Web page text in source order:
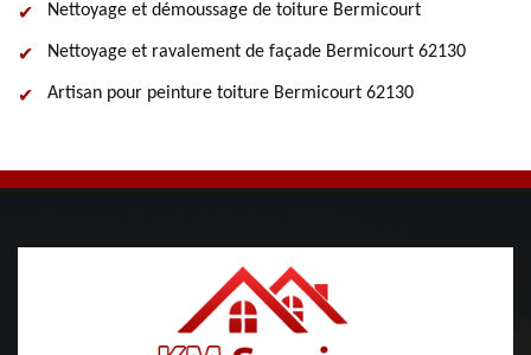
Nettoyage et démoussage de toiture Bermicourt
Nettoyage et ravalement de façade Bermicourt 62130
Artisan pour peinture toiture Bermicourt 62130